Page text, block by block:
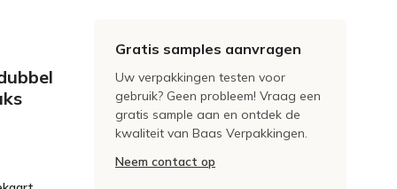
Gratis samples aanvragen
Uw verpakkingen testen voor
gebruik? Geen probleem! Vraag een
gratis sample aan en ontdek de
kwaliteit van Baas Verpakkingen.
Neem contact op